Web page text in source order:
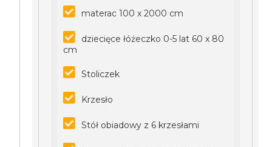
materac 100 x 2000 cm
dziecięce łóżeczko 0-5 lat 60 x 80
cm
Stoliczek
Krzesło
Stół obiadowy z 6 krzesłami